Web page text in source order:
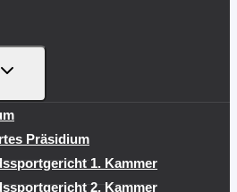
UNTERMENÜ
Präsidium
1. Kammer
2. Kammer